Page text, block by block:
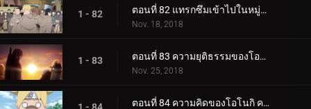
1 - 82 ตอนที่ 82 แทรกซึมเข้าไปในหมู่บ้านหินที่ซ่อนอยู่
Nov. 18, 2018
1 - 83 ตอนที่ 83 ความยุติธรรมของโอโนกิ
Nov. 25, 2018
ตอนที่ 84 ความคิดของโอโนกิ ความคิดของคู